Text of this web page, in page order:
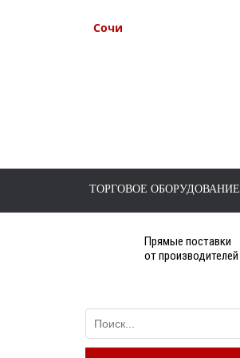
Сочи
ТОРГОВОЕ ОБОРУДОВАНИЕ
Прямые поставки
от производителей